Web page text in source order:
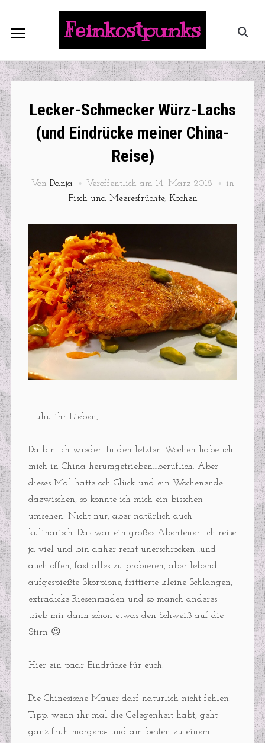
Feinkostpunks
Lecker-Schmecker Würz-Lachs
(und Eindrücke meiner China-
Reise)
Von Danja Veröffentlich am 14. März 2018
in
Fisch und Meeresfrüchte, Kochen
Huhu ihr Lieben,
Da bin ich wieder! In den letzten Wochen habe ich
mich in China herumgetrieben…beruflich. Aber
dieses Mal hatte och Glück und ein Wochenende
dazwischen, so konnte ich mich ein bisschen
umsehen. Nicht nur, aber natürlich auch
kulinarisch. Das war ein großes Abenteuer! Ich reise
ja viel und bin daher recht unerschrocken…und
auch offen, fast alles zu probieren, aber lebend
aufgespießte Skorpione, frittierte kleine Schlangen,
extradicke Riesenmaden und so manch anderes
trieb mir dann schon etwas den Schweiß auf die
Stirn 😉
Hier ein paar Eindrücke für euch:
Die Chinesische Mauer darf natürlich nicht fehlen.
Tipp: wenn ihr mal die Gelegenheit habt, geht
ganz früh morgens- und am besten zu einem